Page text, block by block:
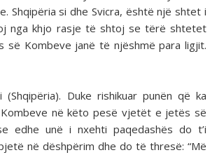
Shqipëria si dhe Svicra, është një shtet i
nga khjo rasje të shtoj se tërë shtetet
së Kombeve janë të njëshmë para ligjit.
(Shqipëria). Duke rishikuar punën që ka
në këto pesë vjetët e jetës së
edhe unë i nxehti paqedashës do t’i
në dëshpërim dhe do të thresë: “Më